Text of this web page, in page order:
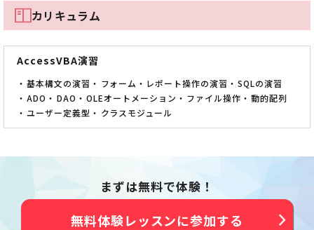
カリキュラム
AccessVBA演習
基本構文の演習 フォーム・レポート操作の演習
SQLの演習
ADO
DAO OLEオートメーション ファイル操作
動的配列
ユーザー定義型
クラスモジュール
まずは無料で体験！
無料体験レッスンに参加する